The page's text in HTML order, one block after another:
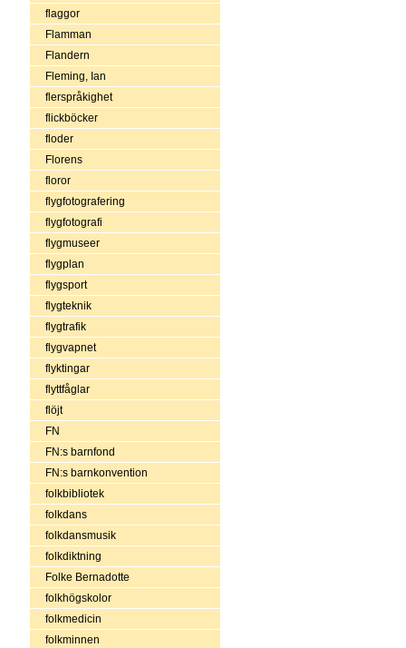
flaggor
Flamman
Flandern
Fleming, Ian
flerspråkighet
flickböcker
floder
Florens
floror
flygfotografering
flygfotografi
flygmuseer
flygplan
flygsport
flygteknik
flygtrafik
flygvapnet
flyktingar
flyttfåglar
flöjt
FN
FN:s barnfond
FN:s barnkonvention
folkbibliotek
folkdans
folkdansmusik
folkdiktning
Folke Bernadotte
folkhögskolor
folkmedicin
folkminnen